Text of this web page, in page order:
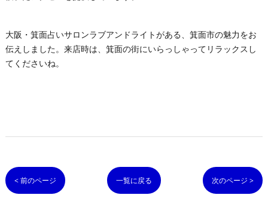
大阪・箕面占いサロンラブアンドライトがある、箕面市の魅力をお
伝えしました。来店時は、箕面の街にいらっしゃってリラックスし
てくださいね。
< 前のページ 一覧に戻る 次のページ >